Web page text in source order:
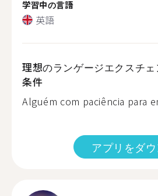
学習中の言語
英語
理想のランゲージエクスチ
条件
Alguém com paciência para
アプリをダ